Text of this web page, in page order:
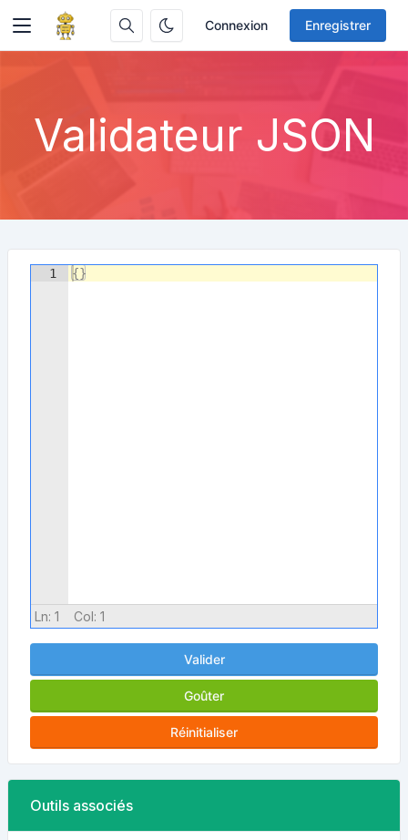
Connexion Enregistrer
Validateur JSON
1 {}
Ln: 1 Col: 1
Valider
Goûter
Réinitialiser
Outils associés